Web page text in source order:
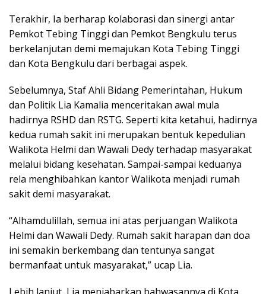
Terakhir, Ia berharap kolaborasi dan sinergi antar
Pemkot Tebing Tinggi dan Pemkot Bengkulu terus
berkelanjutan demi memajukan Kota Tebing Tinggi
dan Kota Bengkulu dari berbagai aspek.
Sebelumnya, Staf Ahli Bidang Pemerintahan, Hukum
dan Politik Lia Kamalia menceritakan awal mula
hadirnya RSHD dan RSTG. Seperti kita ketahui, hadirnya
kedua rumah sakit ini merupakan bentuk kepedulian
Walikota Helmi dan Wawali Dedy terhadap masyarakat
melalui bidang kesehatan. Sampai-sampai keduanya
rela menghibahkan kantor Walikota menjadi rumah
sakit demi masyarakat.
“Alhamdulillah, semua ini atas perjuangan Walikota
Helmi dan Wawali Dedy. Rumah sakit harapan dan doa
ini semakin berkembang dan tentunya sangat
bermanfaat untuk masyarakat,” ucap Lia.